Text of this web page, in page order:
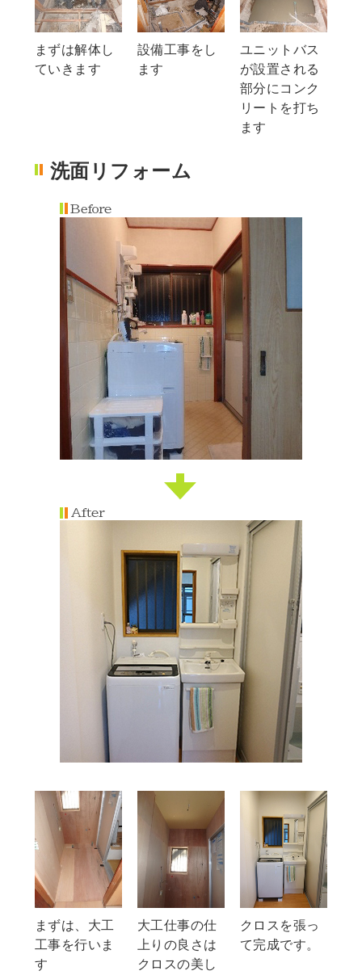
まずは解体し
ていきます
設備工事をし
ます
ユニットバス
が設置される
部分にコンク
リートを打ち
ます
洗面リフォーム
まずは、大工
工事を行いま
す
大工仕事の仕
上りの良さは
クロスの美し
クロスを張っ
て完成です。